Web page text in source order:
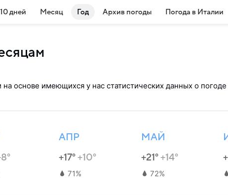
дней Месяц Год Архив погоды Погода в Италии
основе имеющихся у нас статистических данных о
АПР
+17°+10°
71%
МАЙ
+21°+14°
72%